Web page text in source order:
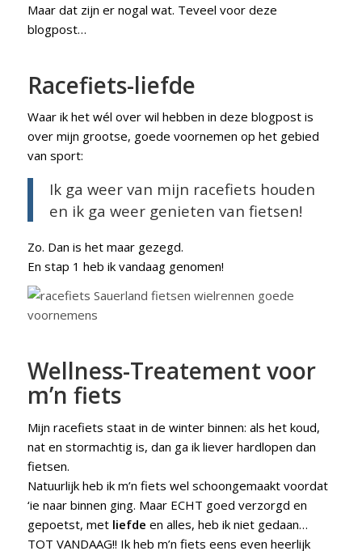
Maar dat zijn er nogal wat. Teveel voor deze
blogpost…
Racefiets-liefde
Waar ik het wél over wil hebben in deze blogpost is
over mijn grootse, goede voornemen op het gebied
van sport:
Ik ga weer van mijn racefiets houden
en ik ga weer genieten van fietsen!
Zo. Dan is het maar gezegd.
En stap 1 heb ik vandaag genomen!
Wellness-Treatement voor
m’n fiets
Mijn racefiets staat in de winter binnen: als het koud,
nat en stormachtig is, dan ga ik liever hardlopen dan
fietsen.
Natuurlijk heb ik m’n fiets wel schoongemaakt voordat
‘ie naar binnen ging. Maar ECHT goed verzorgd en
gepoetst, met liefde en alles, heb ik niet gedaan…
TOT VANDAAG!! Ik heb m’n fiets eens even heerlijk